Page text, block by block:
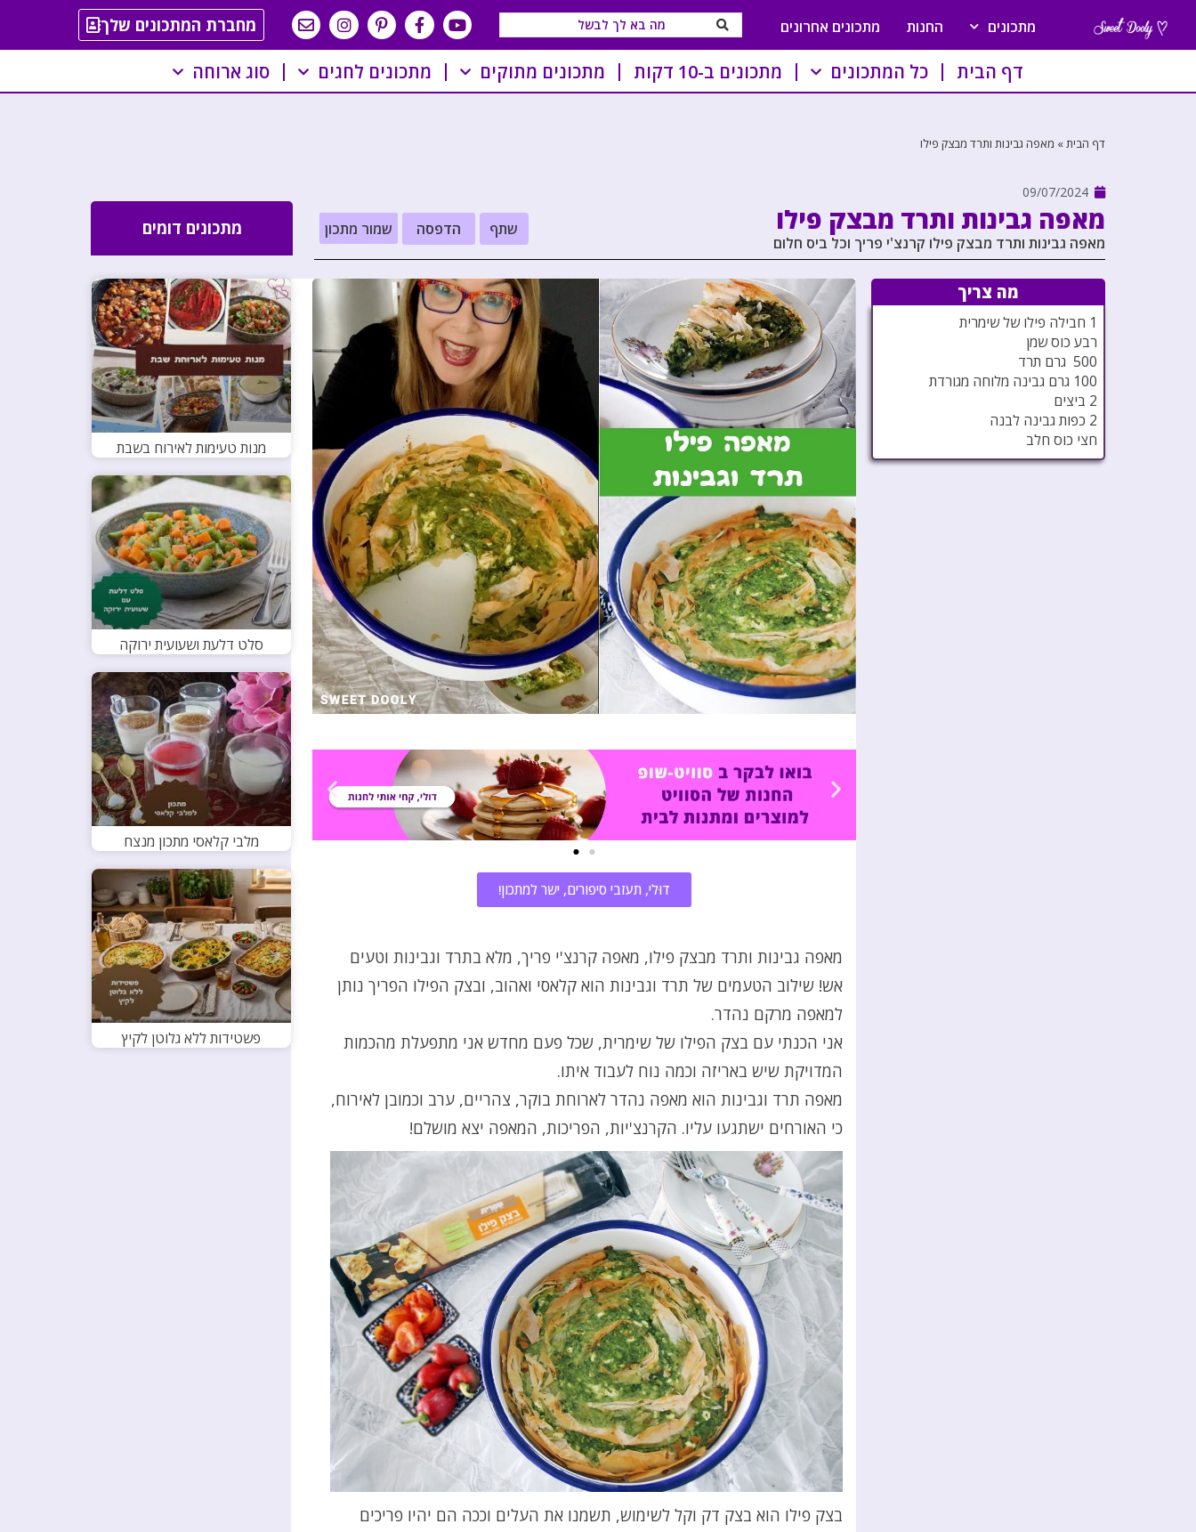
מתכונים החנות מתכונים אחרונים מחברת המתכונים שלך
דף הבית כל המתכונים מתכונים ב-10 דקות מתכונים מתוקים מתכונים לחגים סוג ארוחה
דף הבית» מאפה גבינות ותרד מבצק פילו
09/07/2024
מאפה גבינות ותרד מבצק פילו
מאפה גבינות ותרד מבצק פילו קרנצ'י פריך וכל ביס חלום
שתף הדפסה שמור מתכון מתכונים דומים
מה צריך
1 חבילה פילו של שימרית
רבע כוס שמן
500 גרם תרד
100 גרם גבינה מלוחה מגורדת
2 ביצים
2 כפות גבינה לבנה
חצי כוס חלב
דוּלי, תעזבי סיפורים, ישר למתכון!
מאפה גבינות ותרד מבצק פילו, מאפה קרנצ'י פריך, מלא בתרד וגבינות וטעים
אש! שילוב הטעמים של תרד וגבינות הוא קלאסי ואהוב, ובצק הפילו הפריך נותן
למאפה מרקם נהדר.
אני הכנתי עם בצק הפילו של שימרית, שכל פעם מחדש אני מתפעלת מהכמות
המדויקת שיש באריזה וכמה נוח לעבוד איתו.
מאפה תרד וגבינות הוא מאפה נהדר לארוחת בוקר, צהריים, ערב וכמובן לאירוח,
כי האורחים ישתגעו עליו. הקרנצ'יות, הפריכות, המאפה יצא מושלם!
בצק פילו הוא בצק דק וקל לשימוש, תשמנו את העלים וככה הם יהיו פריכים
מנות טעימות לאירוח בשבת
סלט דלעת ושעועית ירוקה
מלבי קלאסי מתכון מנצח
פשטידות ללא גלוטן לקיץ